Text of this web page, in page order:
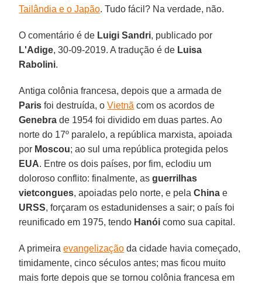
Tailândia e o Japão. Tudo fácil? Na verdade, não.
O comentário é de Luigi Sandri, publicado por
L'Adige, 30-09-2019. A tradução é de Luisa
Rabolini.
Antiga colônia francesa, depois que a armada de
Paris foi destruída, oVietnã com os acordos de
Genebra de 1954 foi dividido em duas partes. Ao
norte do 17º paralelo, a república marxista, apoiada
por Moscou; ao sul uma república protegida pelos
EUA. Entre os dois países, por fim, eclodiu um
doloroso conflito: finalmente, asguerrilhas
vietcongues, apoiadas pelo norte, e pelaChina e
URSS, forçaram os estadunidenses a sair; o país foi
reunificado em 1975, tendo Hanói como sua capital.
A primeiraevangelização da cidade havia começado,
timidamente, cinco séculos antes; mas ficou muito
mais forte depois que se tornou colônia francesa em